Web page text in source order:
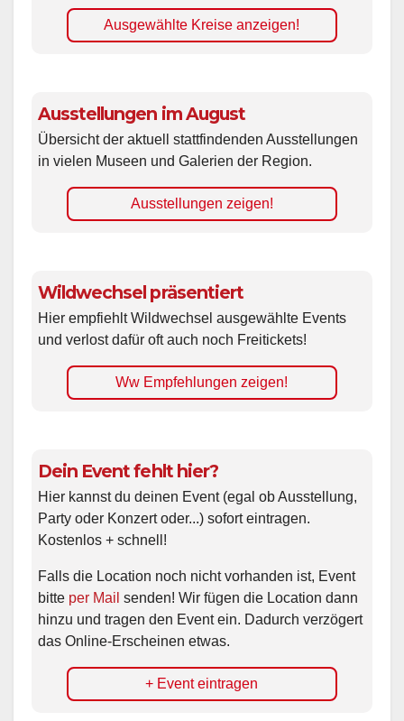
Ausgewählte Kreise anzeigen!
Ausstellungen im August
Übersicht der aktuell stattfindenden Ausstellungen
in vielen Museen und Galerien der Region.
Ausstellungen zeigen!
Wildwechsel präsentiert
Hier empfiehlt Wildwechsel ausgewählte Events
und verlost dafür oft auch noch Freitickets!
Ww Empfehlungen zeigen!
Dein Event fehlt hier?
Hier kannst du deinen Event (egal ob Ausstellung,
Party oder Konzert oder...) sofort eintragen.
Kostenlos + schnell!
Falls die Location noch nicht vorhanden ist, Event
bitte per Mail senden! Wir fügen die Location dann
hinzu und tragen den Event ein. Dadurch verzögert
das Online-Erscheinen etwas.
+ Event eintragen